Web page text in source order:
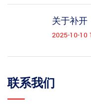
关于补开
2025-10-10
联系我们